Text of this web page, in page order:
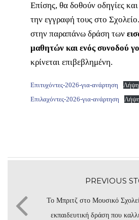
Επίσης, θα δοθούν οδηγίες
την εγγραφή τους στο
στην παραπάνω δράση των
μαθητών και ενός συνοδού
κρίνεται επιβεβλημένη.
Επιτυχόντες-2026-για-ανάρτηση
Λήψη
Επιλαχόντες-2026-για-ανάρτηση
Λήψη
PREVIOUS
Το Μπριτζ στο Μουσικό
εκπαιδευτική δράση που